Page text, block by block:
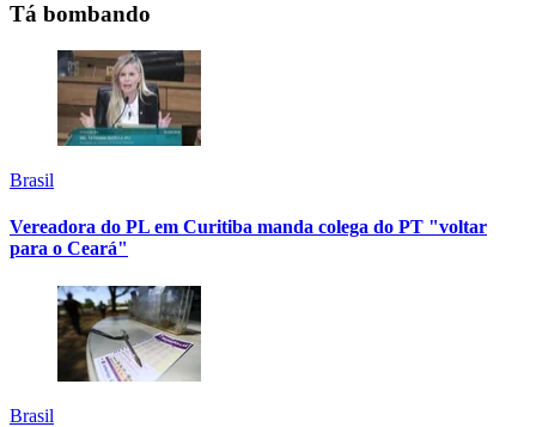
Tá bombando
Brasil
Vereadora do PL em Curitiba manda colega do PT "voltar
para o Ceará"
Brasil